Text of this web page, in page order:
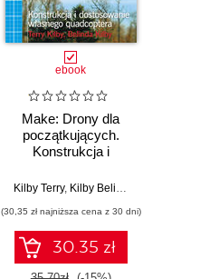
ebook
Make: Drony dla
początkujących.
Konstrukcja i
własnego
Kilby Terry, Kilby Belinda
(30,35 zł najniższa cena z 30 dni)
30.35 zł